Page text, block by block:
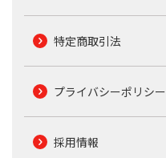
特定商取引法
プライバシーポリシー
採用情報